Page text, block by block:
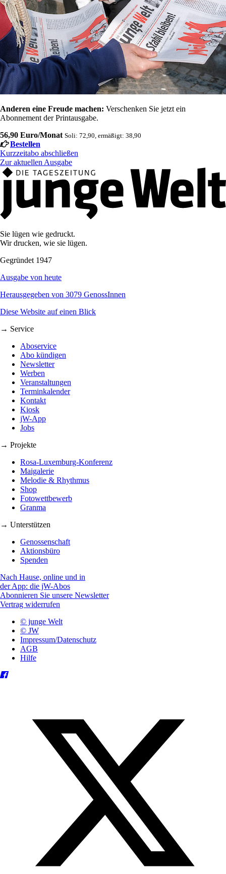
Anderen eine Freude machen: Verschenken Sie jetzt ein
Abonnement der Printausgabe.
56,90 Euro/Monat Soli: 72,90, ermäßigt: 38,90
Bestellen
Kurzzeitabo abschließen
Zur aktuellen Ausgabe
Sie lügen wie gedruckt.
Wir drucken, wie sie lügen.
Gegründet 1947
Ausgabe von heute
Herausgegeben von 3079 GenossInnen
Diese Website auf einen Blick
→ Service
Aboservice
Abo kündigen
Newsletter
Werben
Veranstaltungen
Terminkalender
Kontakt
Kiosk
jW-App
Jobs
→ Projekte
Rosa-Luxemburg-Konferenz
Maigalerie
Melodie & Rhythmus
Shop
Fotowettbewerb
Granma
→ Unterstützen
Genossenschaft
Aktionsbüro
Spenden
Nach Hause, online und in
der App: die jW-Abos
Abonnieren Sie unsere Newsletter
Vertrag widerrufen
© junge Welt
© JW
Impressum/Datenschutz
AGB
Hilfe